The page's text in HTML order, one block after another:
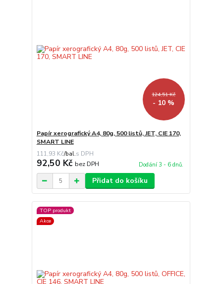
124,51 Kč
- 10 %
Papír xerografický A4, 80g, 500 listů, JET, CIE 170,
SMART LINE
111,93 Kč/bal.
92,50 Kč bez DPH Dodání 3 - 6 dnů.
Přidat do košíku
TOP produkt
Akce